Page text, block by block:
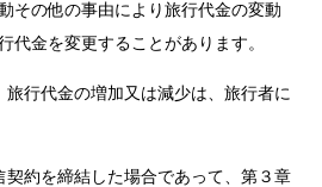
その他の事由により旅行代金の変動
代金を変更することがあります。
行代金の増加又は減少は、旅行者に
約を締結した場合であって、第３章